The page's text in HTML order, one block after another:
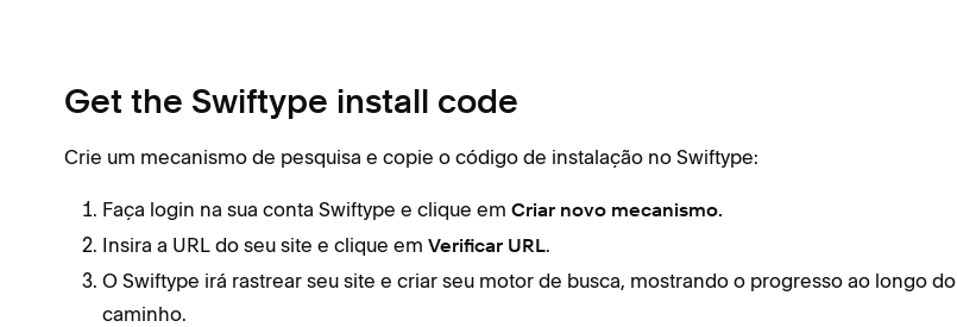
Get the Swiftype install code
Crie um mecanismo de pesquisa e copie o código de instalação no Swiftype:
Faça login na sua conta Swiftype e clique em Criar novo mecanismo.
Insira a URL do seu site e clique em Verificar URL.
O Swiftype irá rastrear seu site e criar seu motor de busca, mostrando o progresso ao longo do
caminho.